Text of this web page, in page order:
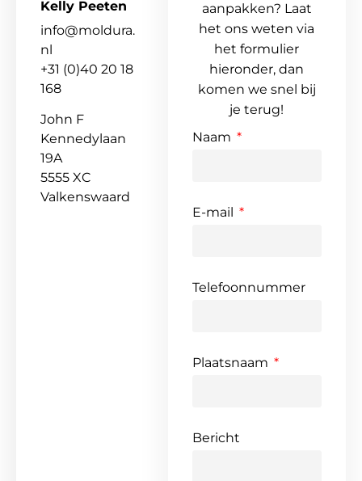
Kelly Peeten
info@moldura.
nl
+31 (0)40 20 18
168
John F
Kennedylaan
19A
5555 XC
Valkenswaard
aanpakken? Laat
het ons weten via
het formulier
hieronder, dan
komen we snel bij
je terug!
Naam
E-mail
Telefoonnummer
Plaatsnaam
Bericht